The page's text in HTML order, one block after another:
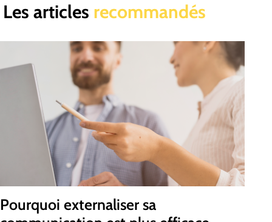
Les articles recommandés
Pourquoi externaliser sa